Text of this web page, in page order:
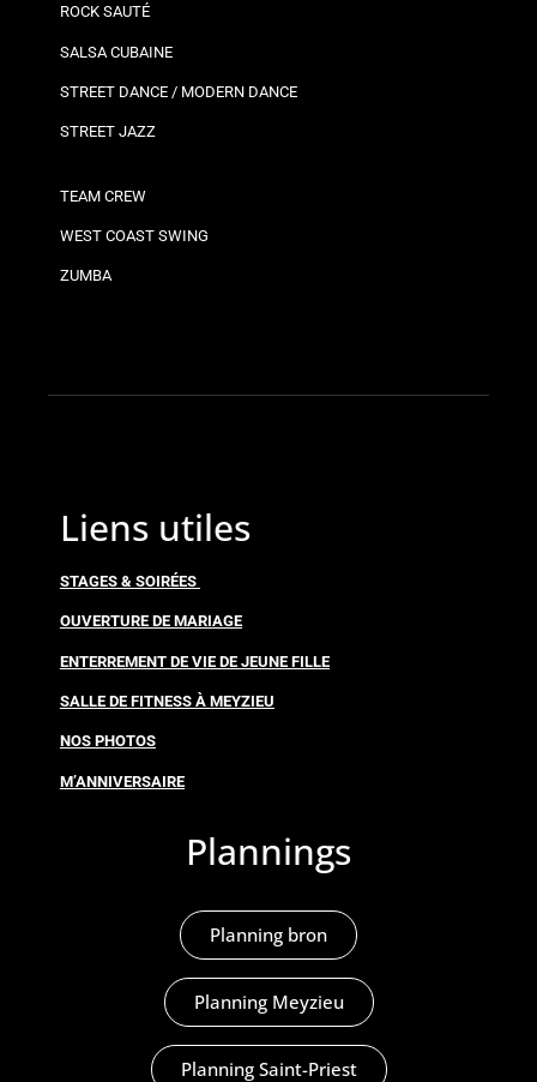
ROCK SAUTÉ
SALSA CUBAINE
STREET DANCE / MODERN DANCE
STREET JAZZ
TEAM CREW
WEST COAST SWING
ZUMBA
Liens utiles
STAGES & SOIRÉES
OUVERTURE DE MARIAGE
ENTERREMENT DE VIE DE JEUNE FILLE
SALLE DE FITNESS À MEYZIEU
NOS PHOTOS
M’ANNIVERSAIRE
Plannings
Planning bron
Planning Meyzieu
Planning Saint-Priest